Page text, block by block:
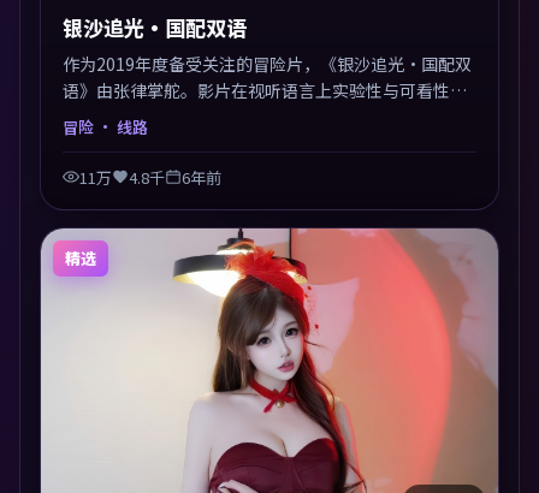
银沙追光·国配双语
作为2019年度备受关注的冒险片，《银沙追光·国配双
语》由张律掌舵。影片在视听语言上实验性与可看性兼
顾，人物关系错综复杂，后劲十足。美术与服化还原年
代质感，细节经得起暂停回看。
冒险 · 线路
11万 4.8千 6年前
精选